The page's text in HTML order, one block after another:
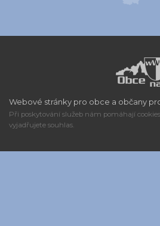
Webové stránky pro obce a občany
Při poskytování služeb nám pomáhají
vyjadřujete souhlas.